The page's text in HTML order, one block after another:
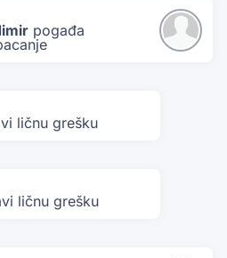
pogađa
ličnu grešku
ličnu grešku